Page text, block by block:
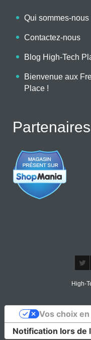
Qui sommes-nous
Contactez-nous
Blog High-Tech
Bienvenue aux
Place !
Partenaires
High-
Notification lors de
Vos choix